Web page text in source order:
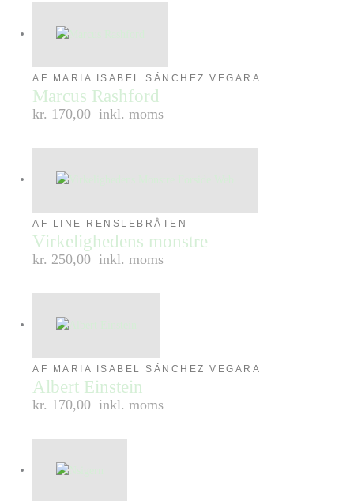
AF MARIA ISABEL SÁNCHEZ VEGARA
Marcus Rashford
kr. 170,00 inkl. moms
AF LINE RENSLEBRÅTEN
Virkelighedens monstre
kr. 250,00 inkl. moms
AF MARIA ISABEL SÁNCHEZ VEGARA
Albert Einstein
kr. 170,00 inkl. moms